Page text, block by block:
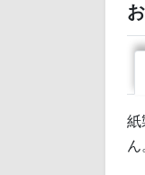
紙
ん